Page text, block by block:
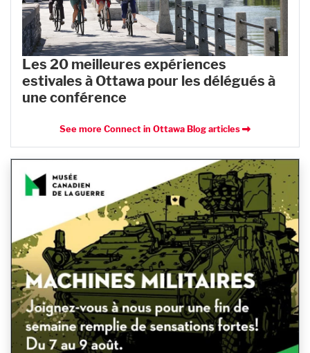
Les 20 meilleures expériences
estivales à Ottawa pour les délégués à
une conférence
See more Connect in Ottawa Blog articles